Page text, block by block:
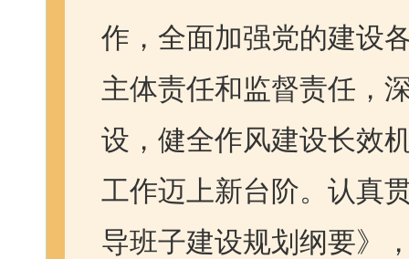
作，全面加强党的建设
主体责任和监督责任，
设，健全作风建设长效
工作迈上新台阶。认真
导班子建设规划纲要》